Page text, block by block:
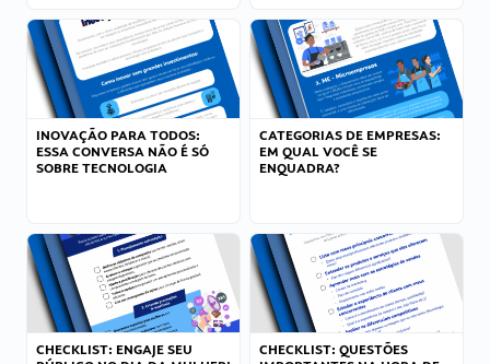
INOVAÇÃO PARA TODOS:
ESSA CONVERSA NÃO É SÓ
SOBRE TECNOLOGIA
CATEGORIAS DE EMPRESAS:
EM QUAL VOCÊ SE
ENQUADRA?
CHECKLIST: ENGAJE SEU
CHECKLIST: QUESTÕES